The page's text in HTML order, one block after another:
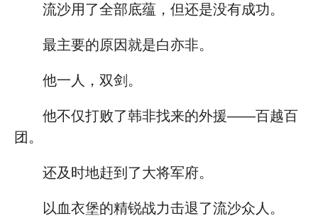
流沙用了全部底蕴，但还是没有成功。
最主要的原因就是白亦非。
他一人，双剑。
他不仅打败了韩非找来的外援——百越百
团。
还及时地赶到了大将军府。
以血衣堡的精锐战力击退了流沙众人。